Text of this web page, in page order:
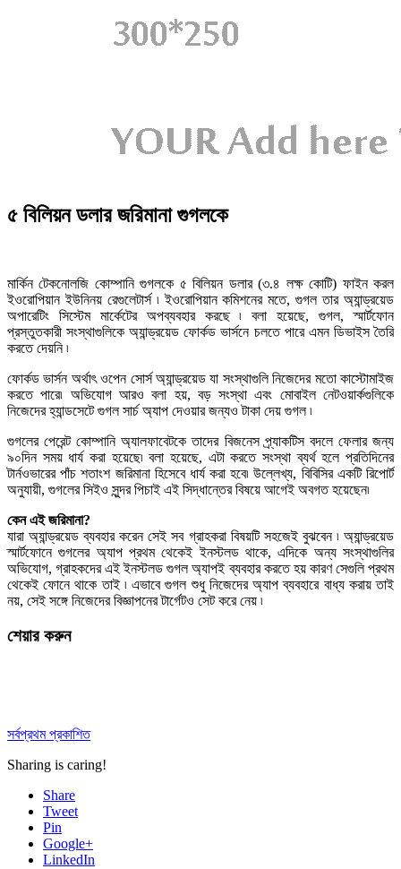
৫ বিলিয়ন ডলার জরিমানা গুগলকে
মার্কিন টেকনোলজি কোম্পানি গুগলকে ৫ বিলিয়ন ডলার (৩.৪ লক্ষ কোটি) ফাইন করল
ইওরোপিয়ান ইউনিনয় রেগুলেটার্স ৷ ইওরোপিয়ান কমিশনের মতে, গুগল তার অ্যান্ড্রয়েড
অপারেটিং সিস্টেম মার্কেটের অপব্যবহার করছে ৷ বলা হয়েছে, গুগল, স্মার্টফোন
প্রস্তুতকারী সংস্থাগুলিকে অ্যান্ড্রয়েড ফোর্কড ভার্সনে চলতে পারে এমন ডিভাইস তৈরি
করতে দেয়নি ৷
ফোর্কড ভার্সন অর্থাৎ ওপেন সোর্স অ্যান্ড্রয়েড যা সংস্থাগুলি নিজেদের মতো কাস্টোমাইজ
করতে পারে৷ অভিযোগ আরও বলা হয়, বড় সংস্থা এবং মোবাইল নেটওয়ার্কগুলিকে
নিজেদের হ্যান্ডসেটে গুগল সার্চ অ্যাপ দেওয়ার জন্যও টাকা দেয় গুগল ৷
গুগলের পেরেন্ট কোম্পানি অ্যালফাবেটকে তাদের বিজনেস প্র্যাকটিস বদলে ফেলার জন্য
৯০দিন সময় ধার্য করা হয়েছে৷ বলা হয়েছে, এটা করতে সংস্থা ব্যর্থ হলে প্রতিদিনের
টার্নওভারের পাঁচ শতাংশ জরিমানা হিসেবে ধার্য করা হবে৷ উল্লেখ্য, বিবিসির একটি রিপোর্ট
অনুযায়ী, গুগলের সিইও সুন্দর পিচাই এই সিদ্ধান্তের বিষয়ে আগেই অবগত হয়েছেন৷
কেনএইজরিমানা?
যারা অ্যান্ড্রয়েড ব্যবহার করেন সেই সব গ্রাহকরা বিষয়টি সহজেই বুঝবেন ৷ অ্যান্ড্রয়েড
স্মার্টফোনে গুগলের অ্যাপ প্রথম থেকেই ইনস্টলড থাকে, এদিকে অন্য সংস্থাগুলির
অভিযোগ, গ্রাহকদের এই ইনস্টলড গুগল অ্যাপই ব্যবহার করতে হয় কারণ সেগুলি প্রথম
থেকেই ফোনে থাকে তাই ৷ এভাবে গুগল শুধু নিজেদের অ্যাপ ব্যবহারে বাধ্য করায় তাই
নয়, সেই সঙ্গে নিজেদের বিজ্ঞাপনের টার্গেটও সেট করে নেয় ৷
শেয়ার করুন
সর্বপ্রথম প্রকাশিত
Sharing is caring!
Share
Tweet
Pin
Google+
LinkedIn